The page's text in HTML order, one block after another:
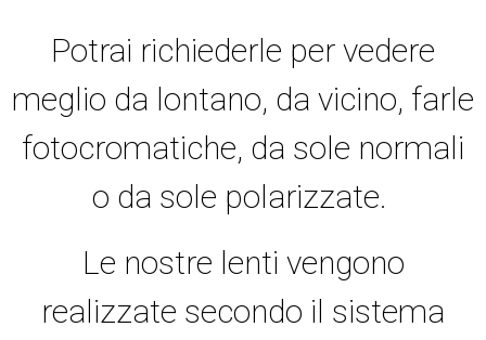
Potrai richiederle per vedere
meglio da lontano, da vicino, farle
fotocromatiche, da sole normali
o da sole polarizzate.
Le nostre lenti vengono
realizzate secondo il sistema